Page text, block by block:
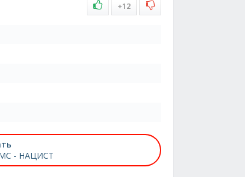
+12
- НАЦИСТ